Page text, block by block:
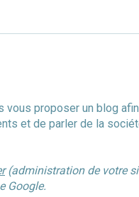
proposer un blog
et de parler de la
(administration de votre
Google.